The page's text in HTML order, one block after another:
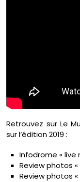
Retrouvez sur Le
sur l’édition 2019 :
Infodrome « live
Review photos «
Review photos